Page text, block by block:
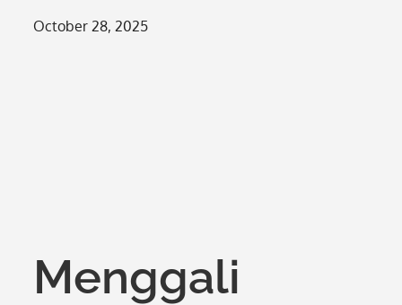
Posted
October 28, 2025
Menggali